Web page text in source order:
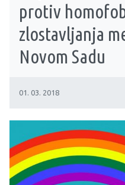
protiv
zlostavljanja
Novom Sadu
01. 03. 2018